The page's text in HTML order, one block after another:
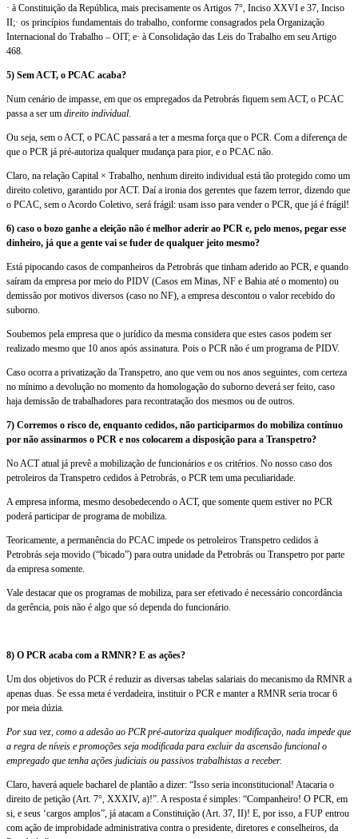
· à Constituição da República, mais precisamente os Artigos 7°, Inciso XXVI e 37, Inciso
II;· os princípios fundamentais do trabalho, conforme consagrados pela Organização
Internacional do Trabalho – OIT; e· à Consolidação das Leis do Trabalho em seu Artigo
468.
5) Sem ACT, o PCAC acaba?
Num cenário de impasse, em que os empregados da Petrobrás fiquem sem ACT, o PCAC
passa a ser um direito individual
Ou seja, sem o ACT, o PCAC passará a ter a mesma força que o PCR. Com a diferença de
que o PCR já pré-autoriza qualquer mudança para pior, e o PCAC não.
Claro, na relação Capital × Trabalho, nenhum direito individual está tão protegido como um
direito coletivo, garantido por ACT. Daí a ironia dos gerentes que fazem terror, dizendo que
o PCAC, sem o Acordo Coletivo, será frágil: usam isso para vender o PCR, que já é frágil!
6) caso o bozo ganhe a eleição não é melhor aderir ao PCR e, pelo menos, pegar esse
dinheiro, já que a gente vai se fuder de qualquer jeito mesmo?
Está pipocando casos de companheiros da Petrobrás que tinham aderido ao PCR, e quando
saíram da empresa por meio do PIDV (Casos em Minas, NF e Bahia até o momento) ou
demissão por motivos diversos (caso no NF), a empresa descontou o valor recebido do
suborno.
Soubemos pela empresa que o jurídico da mesma considera que estes casos podem ser
realizado mesmo que 10 anos após assinatura. Pois o PCR não é um programa de PIDV.
Caso ocorra a privatização da Transpetro, ano que vem ou nos anos seguintes, com certeza
no mínimo a devolução no momento da homologação do suborno deverá ser feito, caso
haja demissão de trabalhadores para recontratação dos mesmos ou de outros.
7) Corremos o risco de, enquanto cedidos, não participarmos do mobiliza contínuo
por não assinarmos o PCR e nos colocarem a disposição para a Transpetro?
No ACT atual já prevê a mobilização de funcionários e os critérios. No nosso caso dos
petroleiros da Transpetro cedidos à Petrobrás, o PCR tem uma peculiaridade.
A empresa informa, mesmo desobedecendo o ACT, que somente quem estiver no PCR
poderá participar de programa de mobiliza.
Teoricamente, a permanência do PCAC impede os petroleiros Transpetro cedidos à
Petrobrás seja movido (“bicado”) para outra unidade da Petrobrás ou Transpetro por parte
da empresa somente.
Vale destacar que os programas de mobiliza, para ser efetivado é necessário concordância
da gerência, pois não é algo que só dependa do funcionário.
8) O PCR acaba com a RMNR? E as ações?
Um dos objetivos do PCR é reduzir as diversas tabelas salariais do mecanismo da RMNR a
apenas duas. Se essa meta é verdadeira, instituir o PCR e manter a RMNR seria trocar 6
por meia dúzia.
Por sua vez, como a adesão ao PCR pré-autoriza qualquer modificação, nada impede que
a regra de níveis e promoções seja modificada para excluir da ascensão funcional o
empregado que tenha ações judiciais ou passivos trabalhistas a receber.
Claro, haverá aquele bacharel de plantão a dizer: “Isso seria inconstitucional! Atacaria o
direito de petição (Art. 7°, XXXIV, a)!”. A resposta é simples: “Companheiro! O PCR, em
si, e seus ‘cargos amplos”, já atacam a Constituição (Art. 37, II)! E, por isso, a FUP entrou
com ação de improbidade administrativa contra o presidente, diretores e conselheiros, da